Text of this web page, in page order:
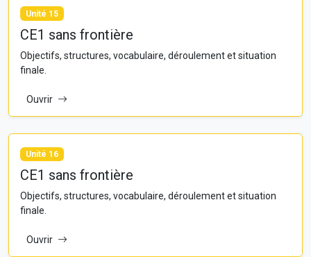
Unité 15
CE1 sans frontière
Objectifs, structures, vocabulaire, déroulement et situation
finale.
Ouvrir
Unité 16
CE1 sans frontière
Objectifs, structures, vocabulaire, déroulement et situation
finale.
Ouvrir